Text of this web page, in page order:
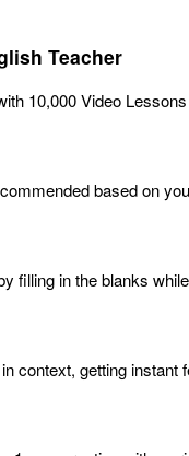
Teacher
10,000 Video
based on
filling in the blanks
context, getting instant